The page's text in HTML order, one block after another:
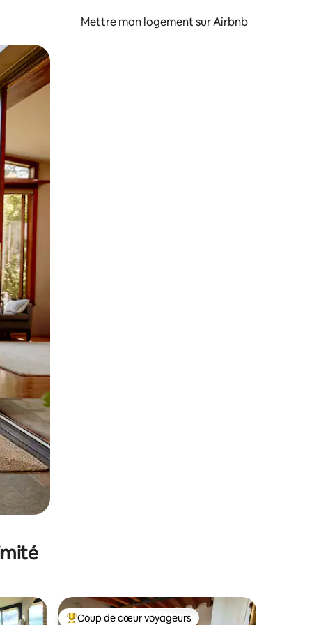
Mettre mon logement sur Airbnb
glisser.
Coup de cœur voyageurs